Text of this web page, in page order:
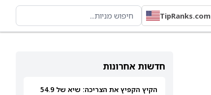
TipRanks.com
חדשות אחרונות
הקיץ הקפיץ את הצריכה: שיא של 54.9